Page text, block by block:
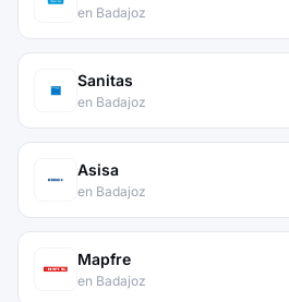
en Badajoz
Sanitas
en Badajoz
Asisa
en Badajoz
Mapfre
en Badajoz